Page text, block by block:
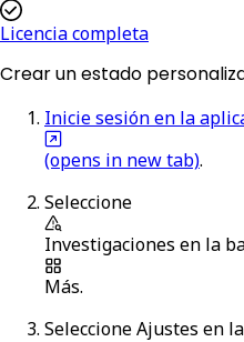
Licencia completa
Crear un estado
Inicie sesión en la
(opens in new tab).
Seleccione
Investigaciones en la
Más.
SeleccioneAjustes en